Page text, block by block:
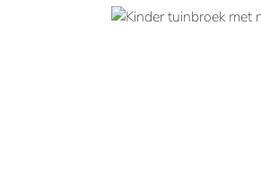
Afbeeldingengalerij overslaan